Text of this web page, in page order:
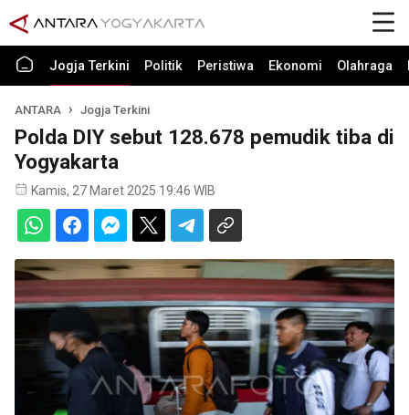
Jogja Terkini Politik Peristiwa Ekonomi Olahraga
ANTARA Jogja Terkini
Polda DIY sebut 128.678 pemudik tiba di
Yogyakarta
Kamis, 27 Maret 2025 19:46 WIB